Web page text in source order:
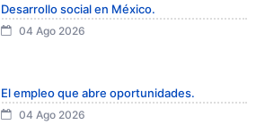
Desarrollo social en México.
04 Ago 2026
El empleo que abre oportunidades.
04 Ago 2026